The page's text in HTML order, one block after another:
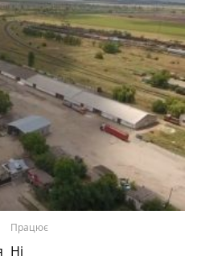
Працює
Ні